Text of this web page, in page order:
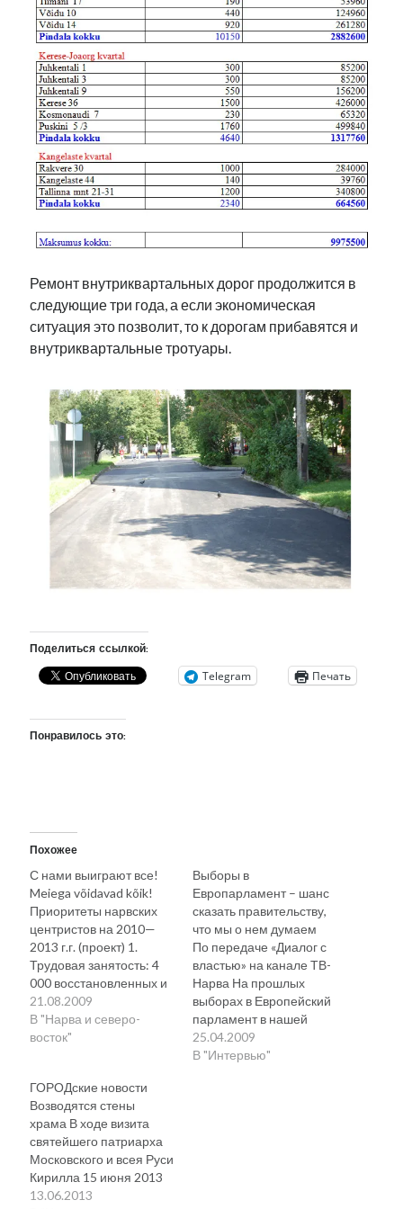
Ремонт внутриквартальных дорог продолжится в
следующие три года, а если экономическая
ситуация это позволит, то к дорогам прибавятся и
внутриквартальные тротуары.
Поделиться ссылкой:
Telegram Печать
Понравилось это:
Похожее
С нами выиграют все!
Meiega võidavad kõik!
Приоритеты нарвских
центристов на 2010—
2013 г.г. (проект) 1.
Трудовая занятость: 4
000 восстановленных и
новых рабочих мест со
средней зарплатой 13
400 крон. В начале 2006
зарплата составляла 5
519 крон (данные
Налогово-таможенного
департамента). К концу
2007 года работающих
было 29 444…
21.08.2009
В "Нарва и северо-
восток"
Выборы в
Европарламент – шанс
сказать правительству,
что мы о нем думаем
По передаче «Диалог с
властью» на канале ТВ-
Нарва На прошлых
выборах в Европейский
парламент в нашей
стране была очень
низкая явка
25.04.2009
В "Интервью"
ГОРОДские новости
Возводятся стены
храма В ходе визита
святейшего патриарха
Московского и всея Руси
Кирилла 15 июня 2013
года в Нарву высокий
13.06.2013